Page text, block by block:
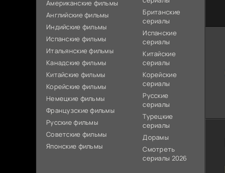
Американские фильмы
Английские фильмы
Индийские фильмы
Испанские фильмы
Итальянские фильмы
Канадские фильмы
Китайские фильмы
Корейские фильмы
Немецкие фильмы
Французские фильмы
Русские фильмы
Советские фильмы
Японские фильмы
Британские
сериалы
Испанские
сериалы
Китайские
сериалы
Корейские
сериалы
Русские
сериалы
Турецкие
сериалы
Дорамы
Смотреть
сериалы 2026